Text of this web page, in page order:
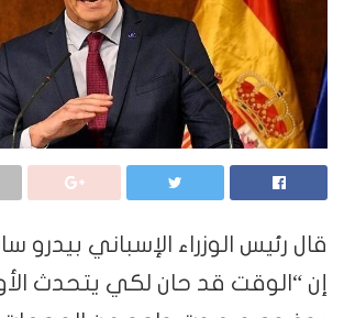
قال رئيس الوزراء الإسباني بيدرو
إن “الوقت قد حان لكي يتحدث